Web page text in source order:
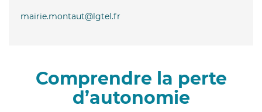
mairie.montaut@lgtel.fr
Comprendre la perte
d’autonomie